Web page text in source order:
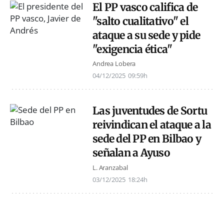
El PP vasco califica de
"salto cualitativo" el
ataque a su sede y pide
"exigencia ética"
Andrea Lobera
04/12/2025 09:59h
Las juventudes de Sortu
reivindican el ataque a la
sede del PP en Bilbao y
señalan a Ayuso
L. Aranzabal
03/12/2025 18:24h